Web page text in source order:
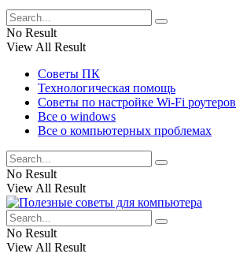
No Result
View All Result
Советы ПК
Технологическая помощь
Советы по настройке Wi-Fi роутеров
Все о windows
Все о компьютерных проблемах
No Result
View All Result
No Result
View All Result